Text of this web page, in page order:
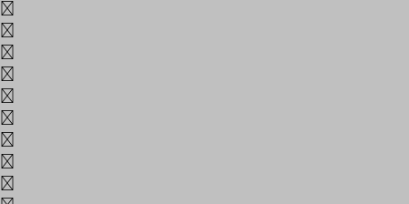
L
M
N
O
P
Q
R
S
T